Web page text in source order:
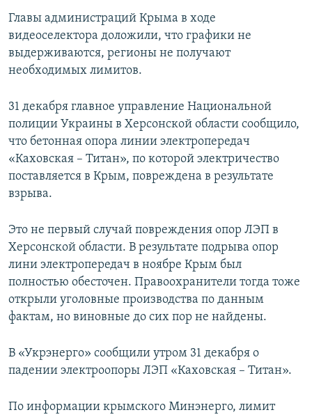
Главы администраций Крыма в ходе
видеоселектора доложили, что графики не
выдерживаются, регионы не получают
необходимых лимитов.
31 декабря главное управление Национальной
полиции Украины в Херсонской области сообщило,
что бетонная опора линии электропередач
«Каховская – Титан», по которой электричество
поставляется в Крым, повреждена в результате
взрыва.
Это не первый случай повреждения опор ЛЭП в
Херсонской области. В результате подрыва опор
лини электропередач в ноябре Крым был
полностью обесточен. Правоохранители тогда тоже
открыли уголовные производства по данным
фактам, но виновные до сих пор не найдены.
В «Укрэнерго» сообщили утром 31 декабря о
падении электроопоры ЛЭП «Каховская – Титан».
По информации крымского Минэнерго, лимит